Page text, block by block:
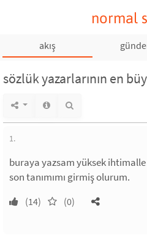
normal
akış
sözlük yazarlarının en
1.
buraya yazsam yüksek
son tanımımı girmiş olurum.
(14) (0)